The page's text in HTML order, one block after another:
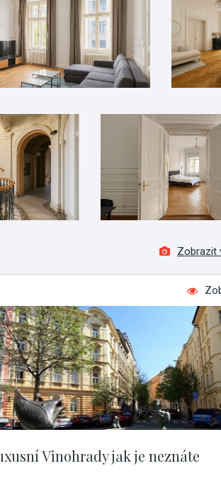
Zobrazit
Vinohrady jak je neznáte